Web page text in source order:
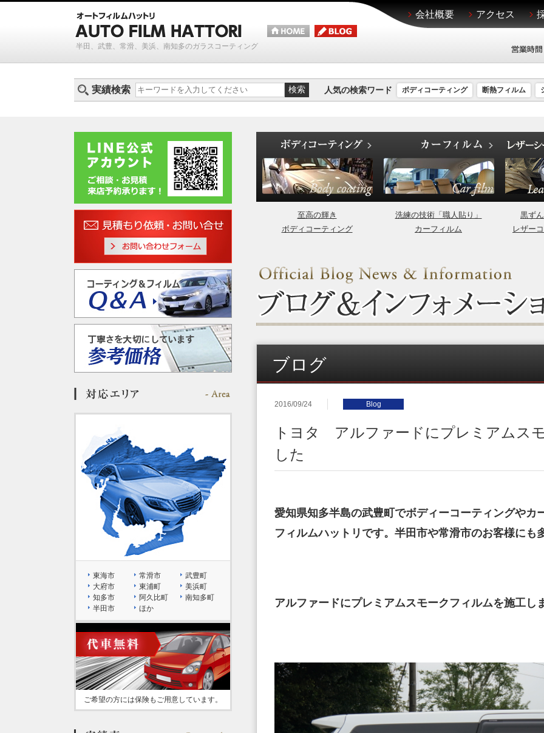
半田、武豊、常滑、美浜、南知多のガラスコーティング
会社概要 アクセス
実績検索 人気の検索ワード ボディコーティング 断熱フィルム
至高の輝き
ボディコーティング
洗練の技術「職人貼り」
カーフィルム
黒ず
レザー
ブログ
2016/09/24 Blog
トヨタ アルファードにプレミアムス
した
愛知県知多半島の武豊町でボディーコーティングやカ
フィルムハットリです。半田市や常滑市のお客様にも
アルファードにプレミアムスモークフィルムを施工し
東海市 常滑市
武豊町
大府市
東浦町
美浜町
知多市
阿久比町
南知多町
半田市
ほか
ご希望の方には保険もご用意しています。